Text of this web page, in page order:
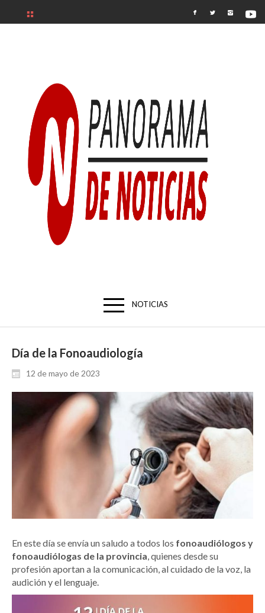
NOTICIAS
Día de la Fonoaudiología
12 de mayo de 2023
En este día se envía un saludo a todos los fonoaudiólogos y
fonoaudiólogas de la provincia, quienes desde su
profesión aportan a la comunicación, al cuidado de la voz, la
audición y el lenguaje.